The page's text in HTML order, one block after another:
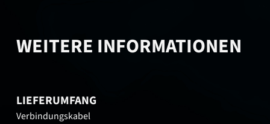
WEITERE INFORMATIONEN
LIEFERUMFANG
Verbindungskabel